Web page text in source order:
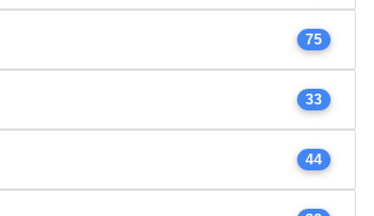
75
33
44